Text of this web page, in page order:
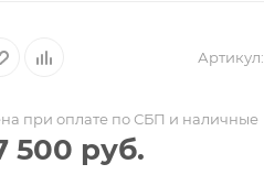
Артикул:
при оплате по СБП и наличные
500 руб.